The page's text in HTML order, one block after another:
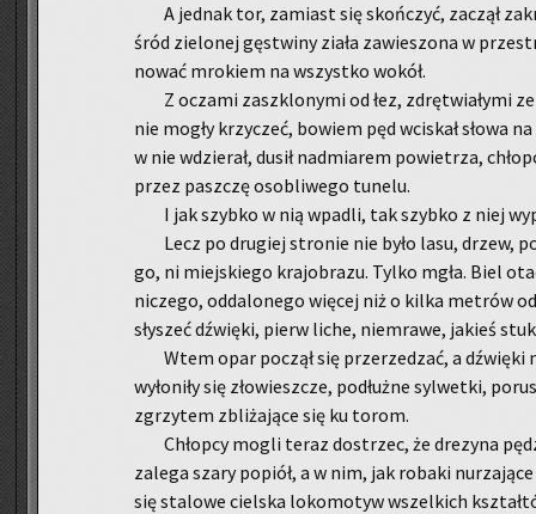
A jed­nak tor, za­miast się skoń­czyć, za­czął
śród zie­lo­nej gę­stwi­ny ziała za­wie­szo­na w
no­wać mro­kiem na wszyst­ko wokół.
Z ocza­mi za­szklo­ny­mi od łez, zdrę­twia­ły­mi
nie mogły krzy­czeć, bo­wiem pęd wci­skał słowa
w nie wdzie­rał, dusił nad­mia­rem po­wie­trza,
przez pasz­czę oso­bli­we­go tu­ne­lu.
I jak szyb­ko w nią wpa­dli, tak szyb­ko z niej
Lecz po dru­giej stro­nie nie było lasu, drzew,
go, ni miej­skie­go kra­jo­bra­zu. Tylko mgła. Biel
ni­cze­go, od­da­lo­ne­go wię­cej niż o kilka me­trów
sły­szeć dźwię­ki, pierw liche, nie­mra­we, ja­kieś
Wtem opar po­czął się prze­rze­dzać, a dźwię­ki
wy­ło­ni­ły się zło­wiesz­cze, po­dłuż­ne syl­wet­ki,
zgrzy­tem zbli­ża­ją­ce się ku torom.
Chłop­cy mogli teraz do­strzec, że dre­zy­na
za­le­ga szary po­piół, a w nim, jak ro­ba­ki
się sta­lo­we ciel­ska lo­ko­mo­tyw wszel­kich